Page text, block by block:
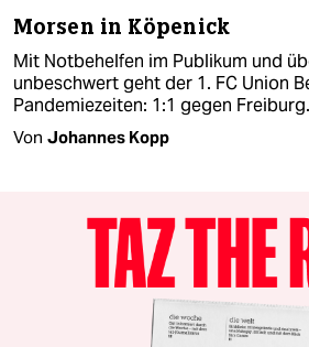
Morsen in Köpenick
Mit Notbehelfen im Publikum und
unbeschwert geht der 1. FC Union
Pandemiezeiten: 1:1 gegen Freiburg.
Von Johannes Kopp